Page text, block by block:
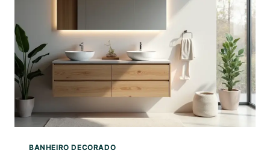
ERRAR
NA
BANHEIRO DECORADO